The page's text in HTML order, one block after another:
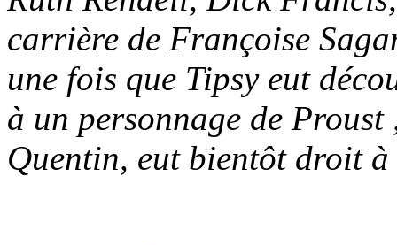
carrière de Françoise
une fois que Tipsy eut
à un personnage de
Quentin, eut bientôt droit